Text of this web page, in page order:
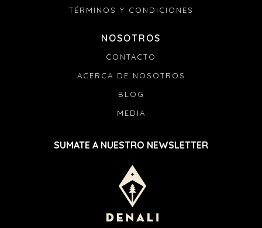
TÉRMINOS Y CONDICIONES
NOSOTROS
CONTACTO
ACERCA DE NOSOTROS
BLOG
MEDIA
SUMATE A NUESTRO NEWSLETTER